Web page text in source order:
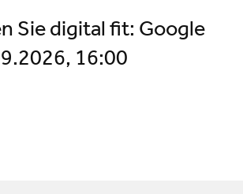
Sie digital fit: Google
16:00